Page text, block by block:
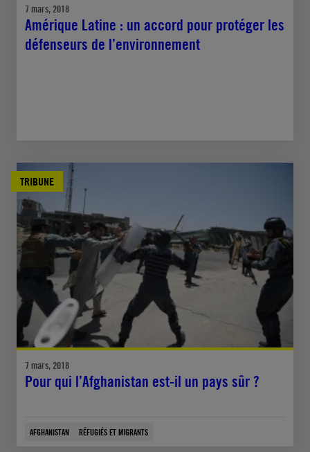
7 mars, 2018
Amérique Latine : un accord pour protéger les
défenseurs de l’environnement
TRIBUNE
7 mars, 2018
Pour qui l’Afghanistan est-il un pays sûr ?
AFGHANISTAN RÉFUGIÉS ET MIGRANTS